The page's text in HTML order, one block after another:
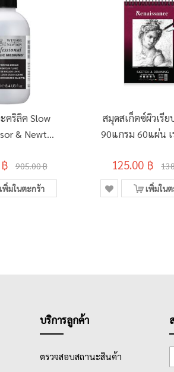
คริลิค Slow
& Newton
905.00 ฿
เพิ่มในตะกร้า
สมุดสเก็ตซ์ผิวเรีย
90แกรม 60แผ่น เ
125.00 ฿
เพิ่มใน
บริการลูกค้า
ตรวจสอบสถานะสินค้า